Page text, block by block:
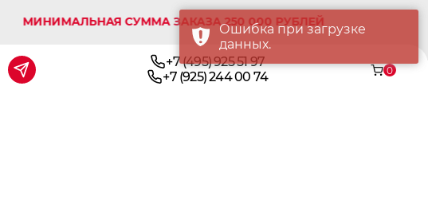
МИНИМАЛЬНАЯ СУММА ЗАКАЗА 250 000 РУБЛЕЙ
+7 (495) 925 51 97
+7 (925) 244 00 74
0
Ошибка при загрузке
данных.